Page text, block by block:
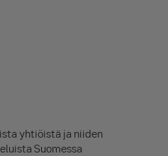
yhtiöistä ja niiden
Suomessa